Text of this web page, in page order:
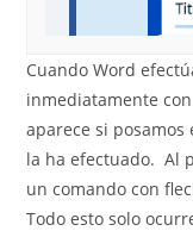
Cuando Word
inmediatamente
aparece si
la ha efectuado. Al
un comando con
Todo esto solo